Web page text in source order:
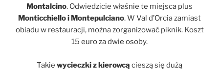
Montalcino. Odwiedzicie właśnie te miejsca plus
Monticchiello i Montepulciano. W Val d’Orcia zamiast
obiadu w restauracji, można zorganizować piknik. Koszt
15 euro za dwie osoby.
Takie wycieczki z kierowcą cieszą się dużą